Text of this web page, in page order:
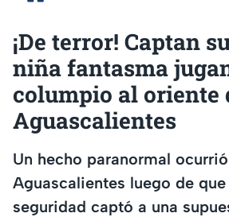
¡De terror! Captan
niña fantasma
columpio al oriente
Aguascalientes
Un hecho paranormal
Aguascalientes luego de
seguridad captó a una